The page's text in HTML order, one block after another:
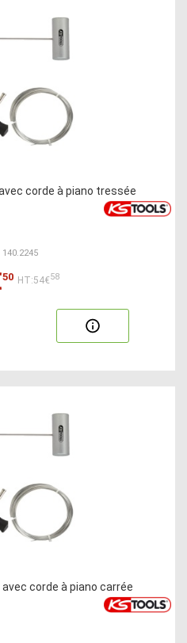
corde à piano tressée
140.2245
50 HT:54€58
corde à piano carrée